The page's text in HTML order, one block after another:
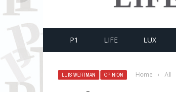
P1 LIFE LUX
LUIS WERTMAN OPINIÓN Home › All